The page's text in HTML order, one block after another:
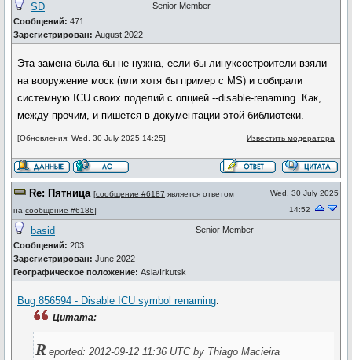
SD
Сообщений: 471
Зарегистрирован: August 2022
Senior Member
Эта замена была бы не нужна, если бы линуксостроители взяли
на вооружение моск (или хотя бы пример с MS) и собирали
системную ICU своих поделий с опцией --disable-renaming. Как,
между прочим, и пишется в документации этой библиотеки.
[Обновления: Wed, 30 July 2025 14:25] Известить модератора
Re: Пятница [сообщение #6187 является ответом
на сообщение #6186]
Wed, 30 July 2025
14:52
basid
Сообщений: 203
Зарегистрирован: June 2022
Географическое положение: Asia/Irkutsk
Senior Member
Bug 856594 - Disable ICU symbol renaming:
Цитата:
R eported: 2012-09-12 11:36 UTC by Thiago Macieira